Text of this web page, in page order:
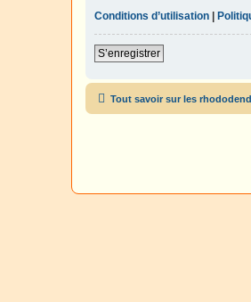
Conditions d’utilisation |
S’enregistrer
Tout savoir sur les